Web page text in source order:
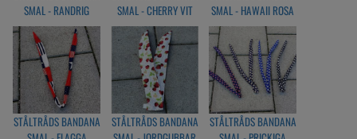
SMAL - RANDRIG
MARINBLÅ/VIT
SMAL - CHERRY VIT
SMAL - HAWAII ROSA
STÅLTRÅDS BANDANA
STÅLTRÅDS BANDANA
STÅLTRÅDS BANDANA